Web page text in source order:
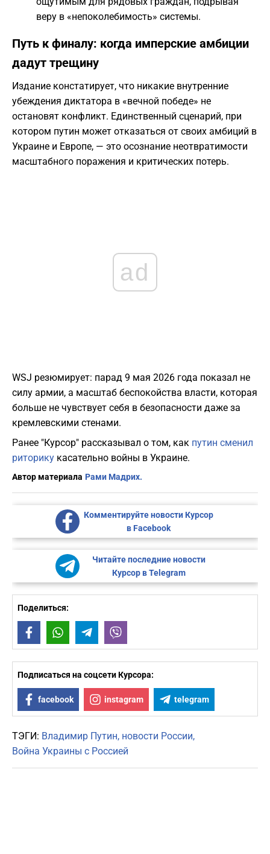
веру в «непоколебимость» системы.
Путь к финалу: когда имперские амбиции
дадут трещину
Издание констатирует, что никакие внутренние
убеждения диктатора в «вечной победе» не
остановят конфликт. Единственный сценарий, при
котором путин может отказаться от своих амбиций в
Украине и Европе, — это осознание неотвратимости
масштабного поражения и критических потерь.
ad
WSJ резюмирует: парад 9 мая 2026 года показал не
силу армии, а масштаб беспокойства власти, которая
больше не чувствует себя в безопасности даже за
кремлевскими стенами.
Ранее "Курсор" рассказывал о том, как путин сменил
риторику касательно войны в Украине.
Автор материала Рами Мадрих.
Комментируйте новости Курсор
в Facebook
Читайте последние новости
Курсор в Telegram
Поделиться:
FacebookWhatsAppTelegram
Подписаться на соцсети Курсора:
facebook instagram telegram
ТЭГИ: Владимир Путин новости России
Война Украины с Россией